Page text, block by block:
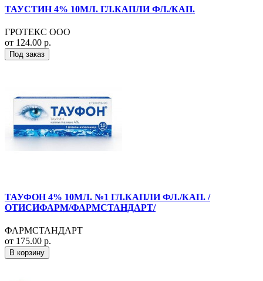
ТАУСТИН 4% 10МЛ. ГЛ.КАПЛИ ФЛ./КАП.
ГРОТЕКС ООО
от 124.00 р.
Под заказ
ТАУФОН 4% 10МЛ. №1 ГЛ.КАПЛИ ФЛ./КАП. /
ОТИСИФАРМ/ФАРМСТАНДАРТ/
ФАРМСТАНДАРТ
от 175.00 р.
В корзину